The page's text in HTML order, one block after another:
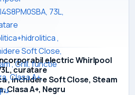
electric Whirlpool
curatare
, inchidere Soft Close, Steam
Clasa A+, Negru